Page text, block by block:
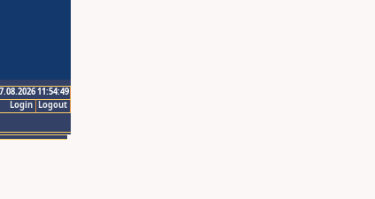
11:54:49
Logout
Login